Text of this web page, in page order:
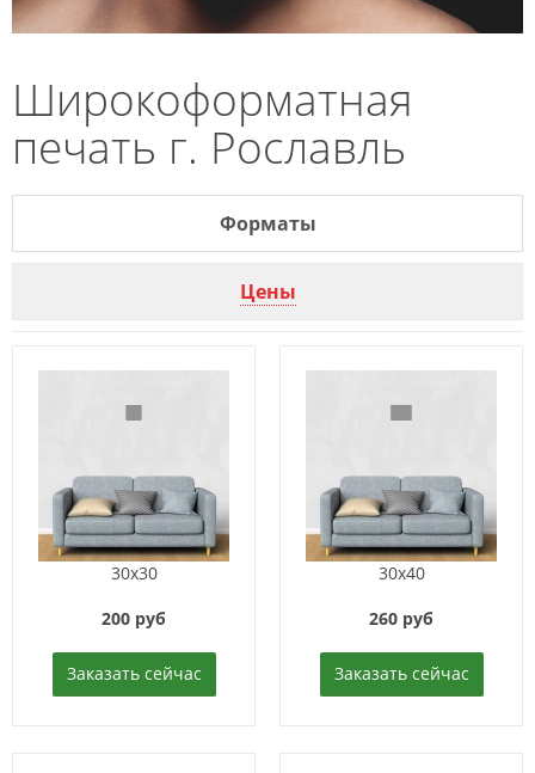
Широкоформатная
печать г. Рославль
Форматы
Цены
30x30
200 руб
Заказать сейчас
30x40
260 руб
Заказать сейчас